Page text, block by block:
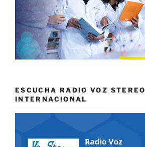
ESCUCHA RADIO VOZ STEREO
INTERNACIONAL